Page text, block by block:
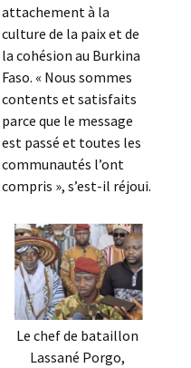
attachement à la
culture de la paix et de
la cohésion au Burkina
Faso. « Nous sommes
contents et satisfaits
parce que le message
est passé et toutes les
communautés l’ont
compris », s’est-il réjoui.
Le chef de bataillon
Lassané Porgo,